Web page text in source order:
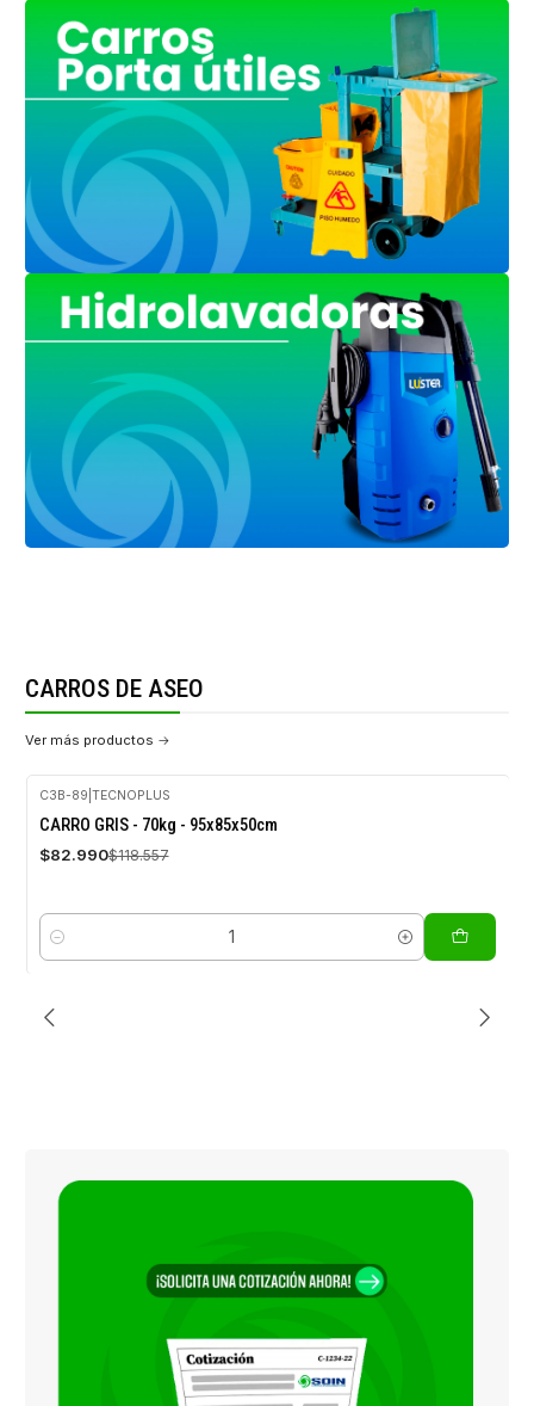
CARROS DE ASEO
Ver más productos
VER MÁS PRODUCTOS
-30%
OFF
C3B-89 TECNOPLUS
CARRO GRIS - 70kg - 95x85x50cm
$82.990$118.557
Cantidad